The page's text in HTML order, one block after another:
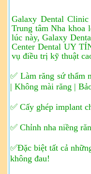
Galaxy Dental
Trung tâm Nha khoa
lúc này, Galaxy
Center Dental UY
vụ điều trị kỹ thuật
✅ Làm răng sứ thẩm
| Không mài răng |
✅ Cấy ghép implant
✅ Chỉnh nha niềng
✅Đặc biệt tất cả
không đau!